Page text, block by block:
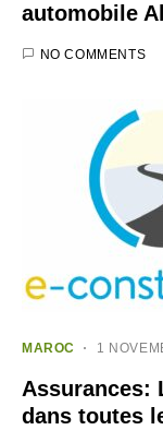
automobile
NO COMMENTS
MAROC 1
Assurances:
dans toutes